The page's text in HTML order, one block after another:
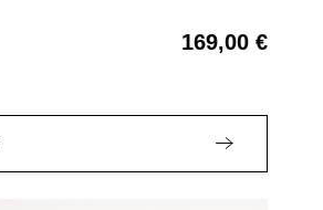
169,00 €